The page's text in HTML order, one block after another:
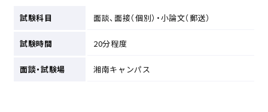
試験科目 面談、面接（個別）・小論文（郵送）
試験時間 20分程度
面談・試験場 湘南キャンパス